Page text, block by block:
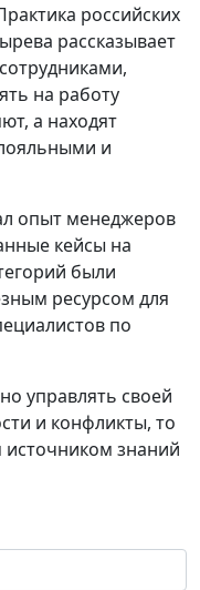
российских
рассказывает
на работу
а находят
и
опыт менеджеров
кейсы на
были
ресурсом для
по
управлять своей
и конфликты, то
источником знаний